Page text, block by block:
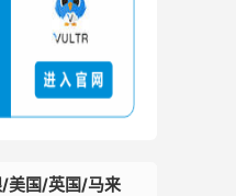
美国/英国/马来